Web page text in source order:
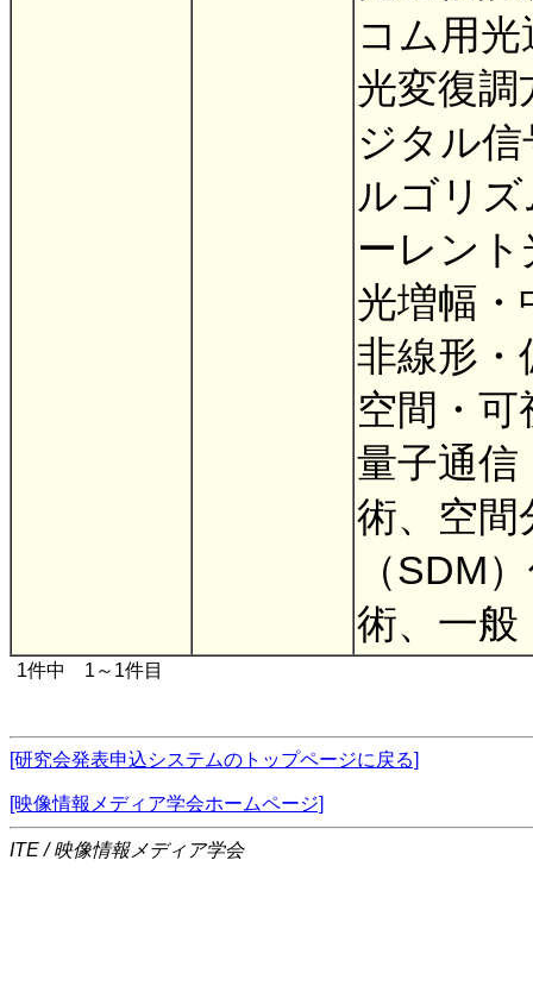
コム用
光変復調
ジタル
ルゴリ
ーレン
光増幅・
非線形・
空間・可
量子通信
術、空間
（SDM
術、一般
1件中 1～1件目
[研究会発表申込システムのトップページに戻る]
[映像情報メディア学会ホームページ]
ITE / 映像情報メディア学会